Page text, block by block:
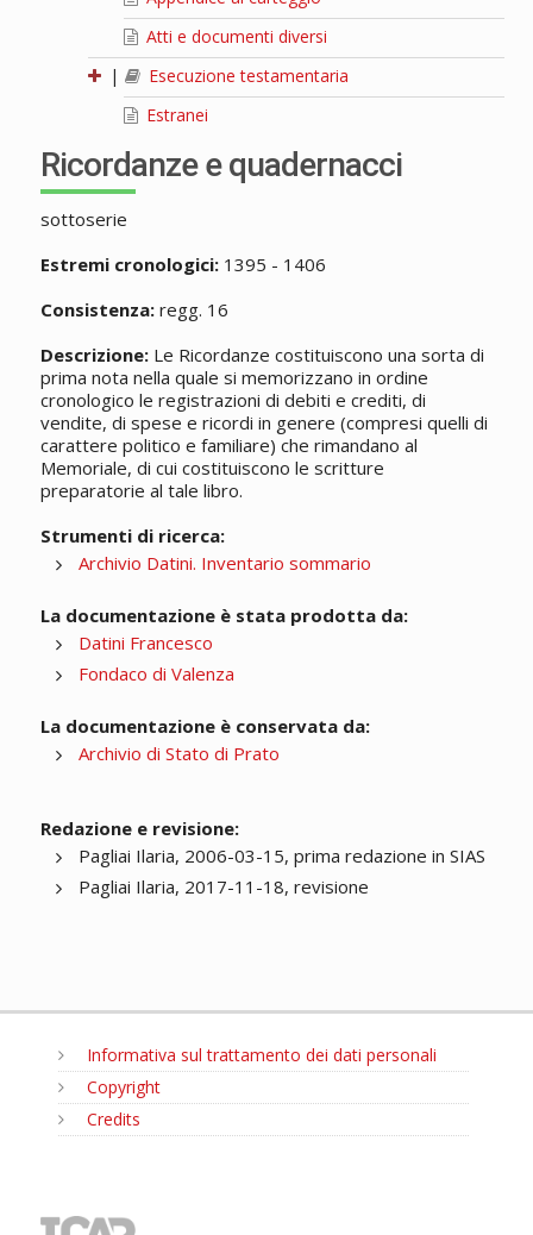
Atti e documenti diversi
|
Esecuzione testamentaria
Estranei
Ricordanze e quadernacci
sottoserie
Estremi cronologici:1395 - 1406
Consistenza:regg. 16
Descrizione:Le Ricordanze costituiscono una sorta di
prima nota nella quale si memorizzano in ordine
cronologico le registrazioni di debiti e crediti, di
vendite, di spese e ricordi in genere (compresi quelli di
carattere politico e familiare) che rimandano al
Memoriale, di cui costituiscono le scritture
preparatorie al tale libro.
Strumenti di ricerca:
Archivio Datini. Inventario sommario
La documentazione è stata prodotta da:
Datini Francesco
Fondaco di Valenza
La documentazione è conservata da:
Archivio di Stato di Prato
Redazione e revisione:
Pagliai Ilaria, 2006-03-15, prima redazione in SIAS
Pagliai Ilaria, 2017-11-18, revisione
Informativa sul trattamento dei dati personali
Copyright
Credits